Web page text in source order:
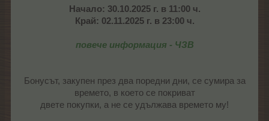
Начало: 30.10.2025 г. в 11:00 ч.
Край: 02.11.2025 г. в 23:00 ч.
повече информация - ЧЗВ
Бонусът, закупен през два поредни дни, се сумира за
времето, в което се покриват
двете покупки, а не се удължава времето му!